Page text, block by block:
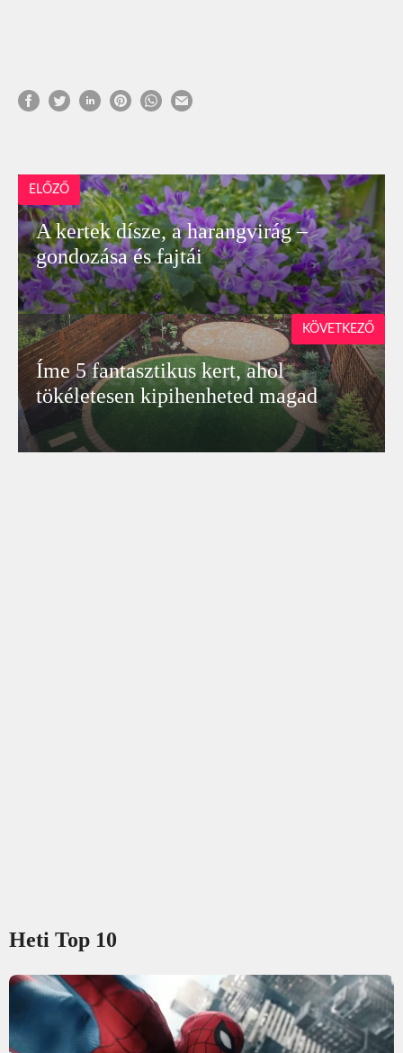
ELŐZŐ
A kertek dísze, a harangvirág –
gondozása és fajtái
Íme 5 fantasztikus kert, ahol
tökéletesen kipihenheted magad
KÖVETKEZŐ
Heti Top 10